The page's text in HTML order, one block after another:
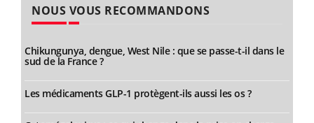
NOUS VOUS RECOMMANDONS
Chikungunya, dengue, West Nile : que se passe-t-il dans le
sud de la France ?
Les médicaments GLP-1 protègent-ils aussi les os ?